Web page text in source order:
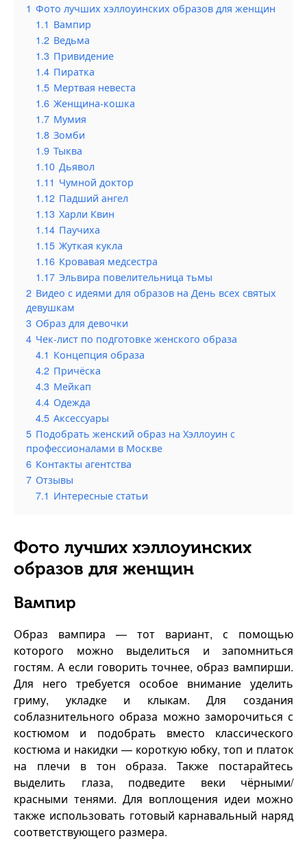
1 Фото лучших хэллоуинских образов для женщин
1.1 Вампир
1.2 Ведьма
1.3 Привидение
1.4 Пиратка
1.5 Мертвая невеста
1.6 Женщина-кошка
1.7 Мумия
1.8 Зомби
1.9 Тыква
1.10 Дьявол
1.11 Чумной доктор
1.12 Падший ангел
1.13 Харли Квин
1.14 Паучиха
1.15 Жуткая кукла
1.16 Кровавая медсестра
1.17 Эльвира повелительница тьмы
2 Видео с идеями для образов на День всех святых
девушкам
3 Образ для девочки
4 Чек-лист по подготовке женского образа
4.1 Концепция образа
4.2 Причёска
4.3 Мейкап
4.4 Одежда
4.5 Аксессуары
5 Подобрать женский образ на Хэллоуин с
профессионалами в Москве
6 Контакты агентства
7 Отзывы
7.1 Интересные статьи
Фото лучших хэллоуинских
образов для женщин
Вампир
Образ вампира — тот вариант, с помощью
которого можно выделиться и запомниться
гостям. А если говорить точнее, образ вампирши.
Для него требуется особое внимание уделить
гриму, укладке и клыкам. Для создания
соблазнительного образа можно заморочиться с
костюмом и подобрать вместо классического
костюма и накидки — короткую юбку, топ и платок
на плечи в тон образа. Также постарайтесь
выделить глаза, подведите веки чёрными/
красными тенями. Для воплощения идеи можно
также использовать готовый карнавальный наряд
соответствующего размера.